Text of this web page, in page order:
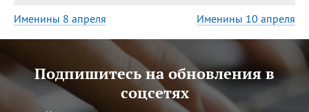
Именины 8 апреля Именины 10 апреля
Подпишитесь на обновления в
соцсетях